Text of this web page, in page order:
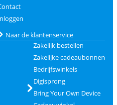
Naar de klantenservice
Zakelijk bestellen
Zakelijke cadeaubonnen
Bedrijfswinkels
Digisprong
Bring Your Own Device